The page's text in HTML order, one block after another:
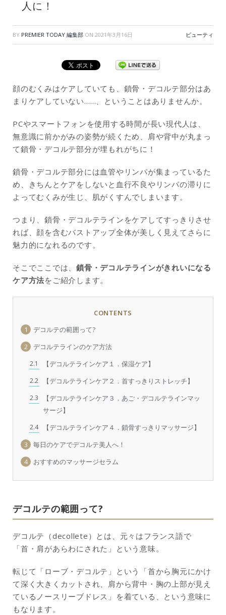
人に！
BY PREMIER TODAY 編集部 ON 2021年3月16日 ビューティ
顔のむくみはケアしていても、鎖骨・デコルテ部分はあ
まりケアしていない……、ということはありませんか。
PCやスマートフォンを使用する時間が長い現代人は、
無意識に前かがみの姿勢が続くため、肩や背中が丸まっ
て鎖骨・デコルテ部分が埋もれがちに！
鎖骨・デコルテ部分には血管やリンパが集まっているた
め、きちんとケアをしないと血行不良やリンパの滞りに
よってむくみが生じ、肌がくすんでしまいます。
つまり、鎖骨・デコルテラインをケアしてすっきりさせ
れば、顔を含むバストアップ全体が美しく見えてさらに
魅力的になれるのです。
そこでここでは、 鎖骨・デコルテラインがきれいになる
ケア方法をご紹介します。
CONTENTS
1
デコルテの範囲って?
2
デコルテラインのケア方法
2.1 【デコルテラインケア１．保湿ケア】
2.2 【デコルテラインケア２．首すっきりストレッチ】
2.3
【デコルテラインケア３．あご・デコルテラインマッ
サージ】
2.4
【デコルテラインケア４．鎖骨すっきりマッサージ】
3
毎日のケアでデコルテ美人へ！
4
おすすめのマッサージセラム
デコルテの範囲って?
デコルテ（decollete）とは、元々はフランス語で
「首・肩があらわにされた」という意味。
転じて「ローブ・デコルテ」という「首から胸元にかけ
て深く大きくカットされ、肩から背中・胸の上部が見え
ているノースリーブドレス」を着ている、という意味に
もなります。